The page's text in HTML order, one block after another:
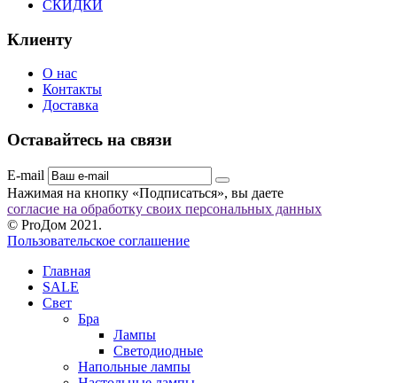
СКИДКИ
Клиенту
О нас
Контакты
Доставка
Оставайтесь на связи
E-mail
Нажимая на кнопку «Подписаться», вы даете
согласие на обработку своих персональных данных
© ProДом 2021.
Пользовательское соглашение
Главная
SALE
Свет
Бра
Лампы
Светодиодные
Напольные лампы